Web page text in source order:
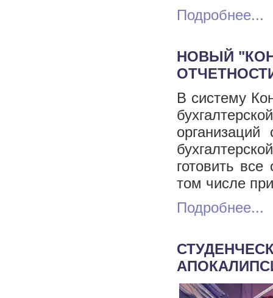
Подробнее...
НОВЫЙ
В систему
готовить
том числе
Подробнее...